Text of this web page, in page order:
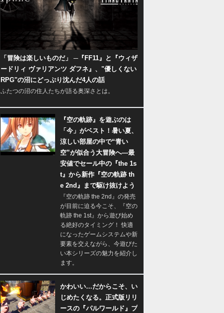
「冒険は楽しいものだ」 ─『FF11』と『ウィザ
ードリィ ヴァリアンツ ダフネ』、"優しくない
RPG"の沼にどっぷり沈んだ4人の話
ふたつの沼の住人たちが語る奥深さとは。
『空の軌跡』を遊ぶのは
「今」がベスト！暑い夏、
涼しい部屋の中で“青い
空”が似合う大冒険へ―最
安値でセール中の『the 1s
t』から新作『空の軌跡 th
e 2nd』まで駆け抜けよう
『空の軌跡 the 2nd』の発売
が目前に迫る今こそ、『空の
軌跡 the 1st』から遊び始め
る絶好のタイミング！ 快適
になったゲームシステムや新
要素を交えながら、今遊びた
い本シリーズの魅力を紹介し
ます。
かわいい…だからこそ、い
じめたくなる。正式版リリ
ースの『パルワールド』プ